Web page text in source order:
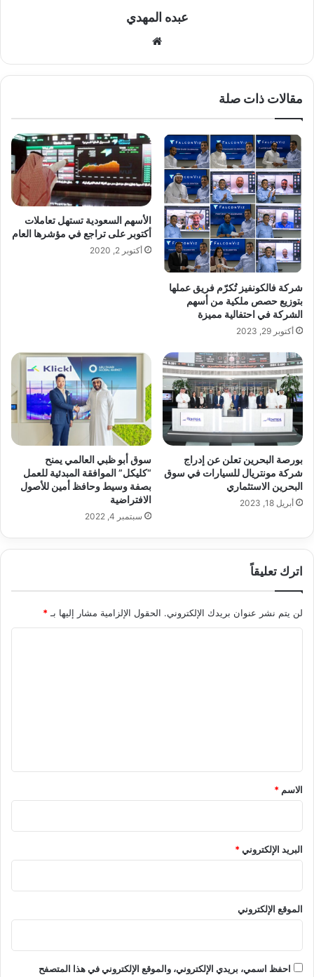
عبده المهدي
الوي
مقالات ذات صلة
شركة فالكونفيز تُكرّم فريق عملها
بتوزيع حصص ملكية من أسهم
الشركة في احتفالية مميزة
أكتوبر 29, 2023
الأسهم السعودية تستهل تعاملات
أكتوبر على تراجع في مؤشرها العام
أكتوبر 2, 2020
بورصة البحرين تعلن عن إدراج
شركة مونتريال للسيارات في سوق
البحرين الاستثماري
أبريل 18, 2023
سوق أبو ظبي العالمي يمنح
“كليكل” الموافقة المبدئية للعمل
بصفة وسيط وحافظ أمين للأصول
الافتراضية
سبتمبر 4, 2022
اترك تعليقاً
لن يتم نشر عنوان بريدك الإلكتروني. الحقول الإلزامية مشار إليها بـ *
*
الاسم *
البريد الإلكتروني*
الموقع الإلكتروني
احفظ اسمي، بريدي الإلكتروني، والموقع الإلكتروني في هذا المتصفح